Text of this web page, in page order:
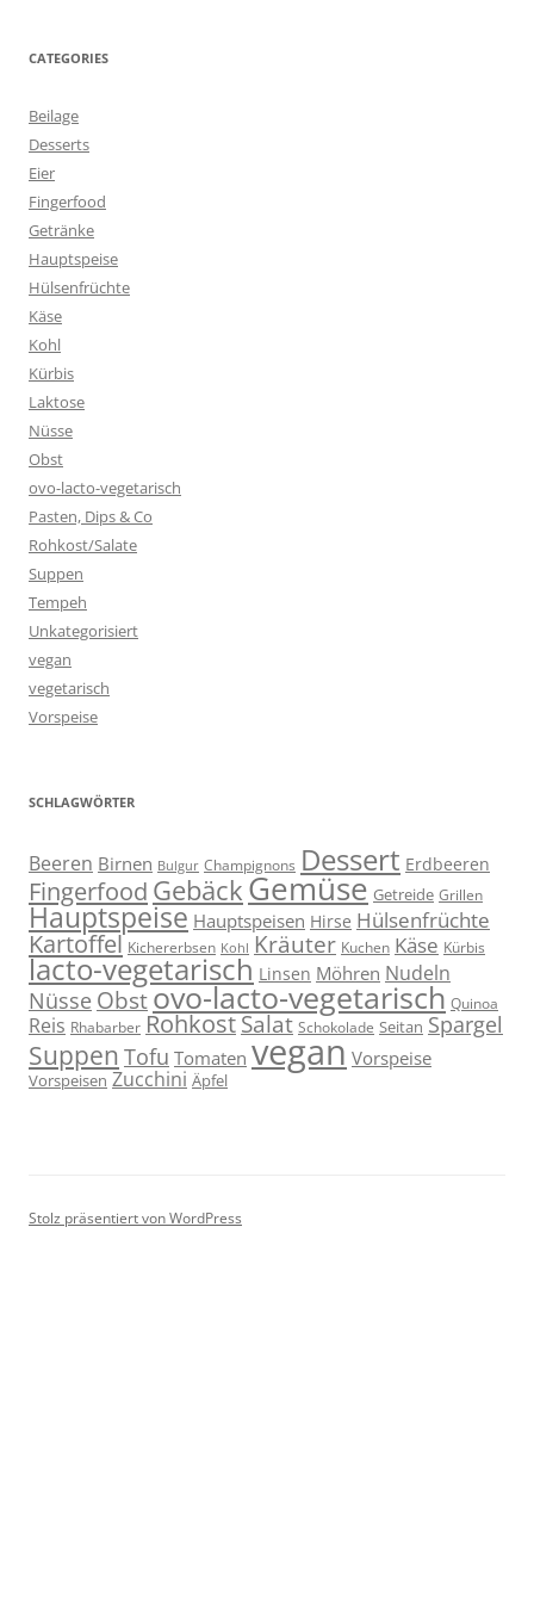
CATEGORIES
Beilage
Desserts
Eier
Fingerfood
Getränke
Hauptspeise
Hülsenfrüchte
Käse
Kohl
Kürbis
Laktose
Nüsse
Obst
ovo-lacto-vegetarisch
Pasten, Dips & Co
Rohkost/Salate
Suppen
Tempeh
Unkategorisiert
vegan
vegetarisch
Vorspeise
SCHLAGWÖRTER
Beeren Birnen Bulgur Champignons Dessert Erdbeeren
Fingerfood Gebäck Gemüse Getreide Grillen
Hauptspeise Hauptspeisen Hirse Hülsenfrüchte
Kartoffel Kichererbsen Kohl Kräuter Kuchen Käse Kürbis
lacto-vegetarisch Linsen Möhren Nudeln
Nüsse Obstovo-lacto-vegetarisch Quinoa
Reis Rhabarber RohkostSalat Schokolade Seitan Spargel
Suppen Tofu Tomaten vegan Vorspeise
Vorspeisen Zucchini Äpfel
Stolz präsentiert von WordPress